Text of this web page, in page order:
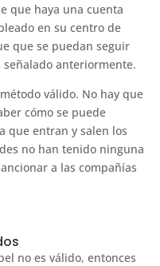
que haya una cuenta
en su centro de
que se puedan seguir
señalado anteriormente.
válido. No hay que
cómo se puede
que entran y salen los
no han tenido ninguna
a las compañías
no es válido, entonces